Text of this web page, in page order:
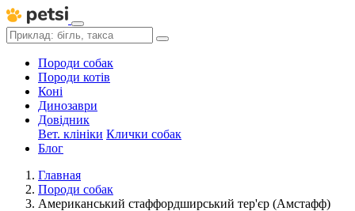
Породи собак
Породи котів
Коні
Динозаври
Довідник
Вет. клініки Клички собак
Блог
Главная
Породи собак
Американський стаффордширський тер'єр (Амстафф)